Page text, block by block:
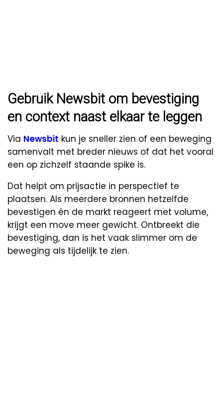
Gebruik Newsbit om bevestiging
en context naast elkaar te leggen
Via Newsbit kun je sneller zien of een beweging
samenvalt met breder nieuws of dat het vooral
een op zichzelf staande spike is.
Dat helpt om prijsactie in perspectief te
plaatsen. Als meerdere bronnen hetzelfde
bevestigen én de markt reageert met volume,
krijgt een move meer gewicht. Ontbreekt die
bevestiging, dan is het vaak slimmer om de
beweging als tijdelijk te zien.